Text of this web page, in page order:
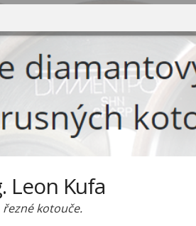
Leon Kufa
kotouče.